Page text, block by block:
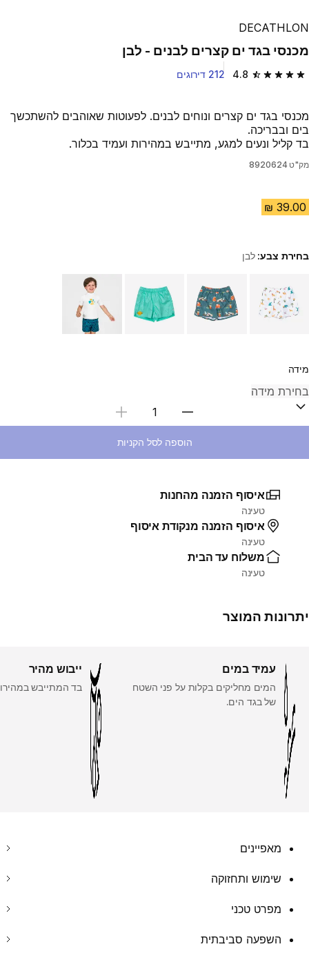
DECATHLON
מכנסי בגד ים קצרים לבנים - לבן
4.8 4.8 out of 5 stars from 212 reviews 212 דירוגים
מכנסי בגד ים קצרים ונוחים לבנים. לפעוטות שאוהבים להשתכשך
בים ובבריכה.
בד קליל ונעים למגע, מתייבש במהירות ועמיד בכלור.
מק"ט 8920624
בחירת צבע:לבן
מידה
בחירת כמות
הוספה לסל הקניות
איסוף הזמנה מהחנות
טעינה
איסוף הזמנה מנקודת איסוף
טעינה
משלוח עד הבית
טעינה
יתרונות המוצר
עמיד במים
המים מחליקים בקלות על פני השטח
של בגד הים.
ייבוש מהיר
בד המתייבש
מאפיינים
שימוש ותחזוקה
מפרט טכני
השפעה סביבתית